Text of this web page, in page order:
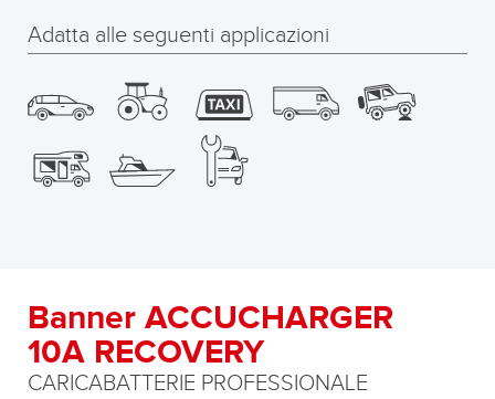
Adatta alle seguenti applicazioni
Banner ACCUCHARGER
10A RECOVERY
CARICABATTERIE PROFESSIONALE